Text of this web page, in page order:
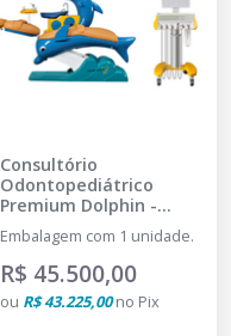
Consultório
Odontopediátrico
Premium Dolphin -
PRIME WELT
Embalagem com 1 unidade.
R$ 45.500,00
ou R$ 43.225,00no Pix